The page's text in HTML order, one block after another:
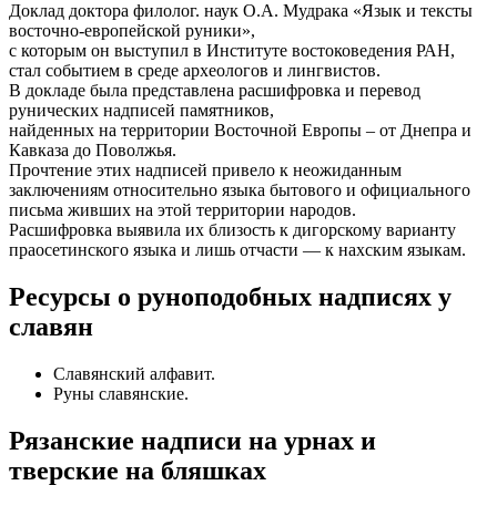
Доклад доктора филолог. наук О.А. Мудрака «Язык и тексты
восточно-европейской руники»,
с которым он выступил в Институте востоковедения РАН,
стал событием в среде археологов и лингвистов.
В докладе была представлена расшифровка и перевод
рунических надписей памятников,
найденных на территории Восточной Европы – от Днепра и
Кавказа до Поволжья.
Прочтение этих надписей привело к неожиданным
заключениям относительно языка бытового и официального
письма живших на этой территории народов.
Расшифровка выявила их близость к дигорскому варианту
праосетинского языка и лишь отчасти — к нахским языкам.
Ресурсы о руноподобных надписях у
славян
Славянский алфавит.
Руны славянские.
Рязанские надписи на урнах и
тверские на бляшках